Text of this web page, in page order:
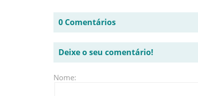
0 Comentários
Deixe o seu comentário!
Nome: